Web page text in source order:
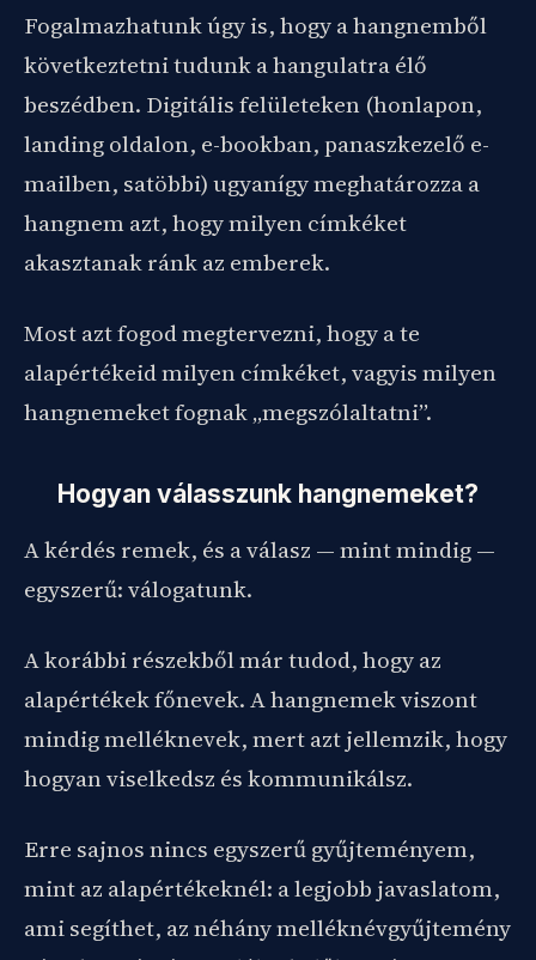
Fogalmazhatunk úgy is, hogy a hangnemből
következtetni tudunk a hangulatra élő
beszédben. Digitális felületeken (honlapon,
landing oldalon, e-bookban, panaszkezelő e-
mailben, satöbbi) ugyanígy meghatározza a
hangnem azt, hogy milyen címkéket
akasztanak ránk az emberek.
Most azt fogod megtervezni, hogy a te
alapértékeid milyen címkéket, vagyis milyen
hangnemeket fognak „megszólaltatni”.
Hogyan válasszunk hangnemeket?
A kérdés remek, és a válasz — mint mindig —
egyszerű: válogatunk.
A korábbi részekből már tudod, hogy az
alapértékek főnevek. A hangnemek viszont
mindig melléknevek, mert azt jellemzik, hogy
hogyan viselkedsz és kommunikálsz.
Erre sajnos nincs egyszerű gyűjteményem,
mint az alapértékeknél: a legjobb javaslatom,
ami segíthet, az néhány melléknévgyűjtemény